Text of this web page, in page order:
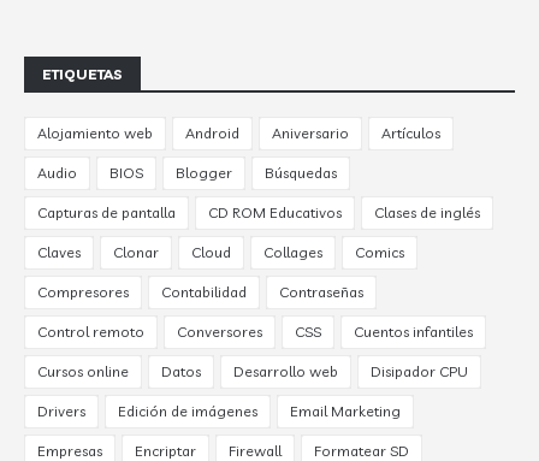
ETIQUETAS
Alojamiento web Android Aniversario Artículos
Audio BIOS Blogger Búsquedas
Capturas de pantalla CD ROM Educativos Clases de inglés
Claves Clonar Cloud Collages Comics
Compresores Contabilidad Contraseñas
Control remoto Conversores CSS Cuentos infantiles
Cursos online Datos Desarrollo web Disipador CPU
Drivers Edición de imágenes Email Marketing
Empresas Encriptar Firewall Formatear SD